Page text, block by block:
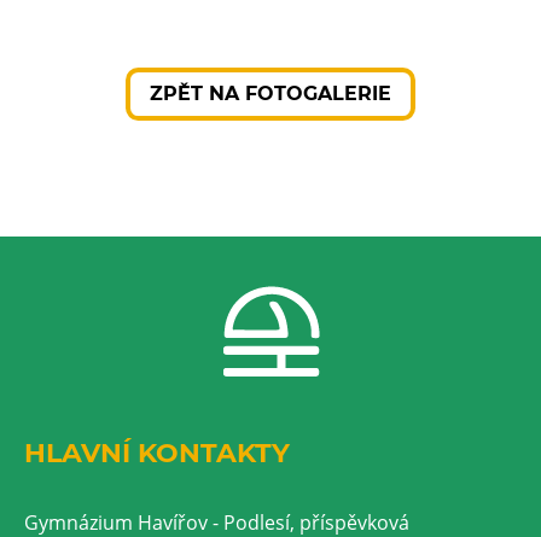
ZPĚT NA FOTOGALERIE
HLAVNÍ KONTAKTY
Gymnázium Havířov - Podlesí, příspěvková